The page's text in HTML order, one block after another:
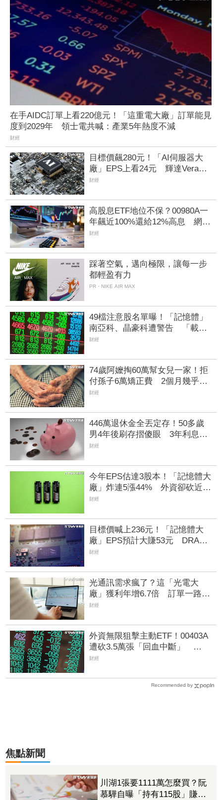
在手AIDC訂單上看220億元！「這重電大廠」訂單能見
度到2029年 領士電共喊：產業5年熱度不減
財經
目標價飆280元！「AI伺服器大
廠」EPS上看24元 輝達Vera
Rubin、超微Helios量產營運爆發
財經
高股息ETF地位不保？00980A一
年飆近100%還給12%高息 網：
已換車等領
財經
踩著空氣，邁向極限，讓每一步
都輕盈有力
PR・NIKE AIR MAX
49檔注意股名單曝！「記憶體」
南亞科、晶豪科遭警告 「載板
雙雄」2度被盯、川湖晉升萬元千
財經
74歲阿嬤掏60萬幫女兒一家！拒
付孫子6萬矯正費 2個月幾乎斷
聯
財經
446萬退休金全丟定存！50多歲
男4年後刷存摺傻眼 3年利息僅
1067元
財經
今年EPS估達3股本！「記憶體大
廠」炸連5漲44% 外資卻砍近
1.8萬張抱回31.5億元
財經
目標價喊上236元！「記憶體大
廠」EPS預計大賺53元 DRAM
漲50%、Flash漲30%獲利大增
財經
光通訊需求瘋了？這「光電大
廠」獲利年增6.7倍 訂單一路看
到年底、2027也樂觀
財經
外資無限狙擊主動ETF！00403A
遭砍3.5萬張「回血中斷」
00981A出貨3.1萬張、0050也變
財經
Recommended by
焦點新聞
川湖1張要1111萬怎麼買？阮
慕驊自曝「持有115股」賺近